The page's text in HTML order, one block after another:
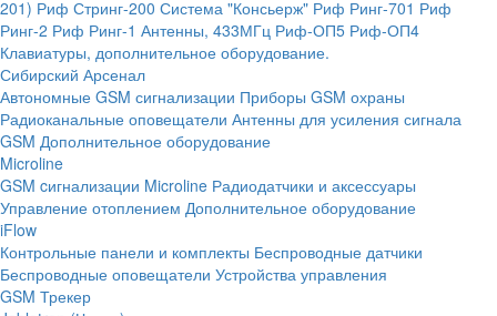
201) Риф Стринг-200 Система "Консьерж" Риф Ринг-701 Риф
Ринг-2 Риф Ринг-1 Антенны, 433МГц Риф-ОП5 Риф-ОП4
Клавиатуры, дополнительное оборудование.
Сибирский Арсенал
Автономные GSM сигнализации Приборы GSM охраны
Радиоканальные оповещатели Антенны для усиления сигнала
GSM Дополнительное оборудование
Microline
GSM cигнализации Microline Радиодатчики и аксессуары
Управление отоплением Дополнительное оборудование
iFlow
Контрольные панели и комплекты Беспроводные датчики
Беспроводные оповещатели Устройства управления
GSM Трекер